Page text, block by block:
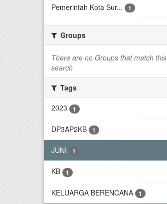
Pemerintah Kota Sur...
1
Groups
There are no Groups that match this
search
Tags
2023
1
DP3AP2KB 1
JUNI 1
KB 1
KELUARGA BERENCANA 1